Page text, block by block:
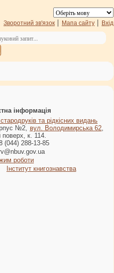
Зворотний зв'язок Мапа сайту Вхід
інформація
та рідкісних видань
№2, вул. Володимирська 62,
поверх, к. 114.
(044) 288-13-85
роботи
Інститут книгознавства